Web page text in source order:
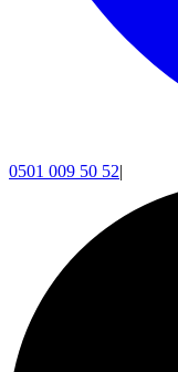
0501 009 50 52|